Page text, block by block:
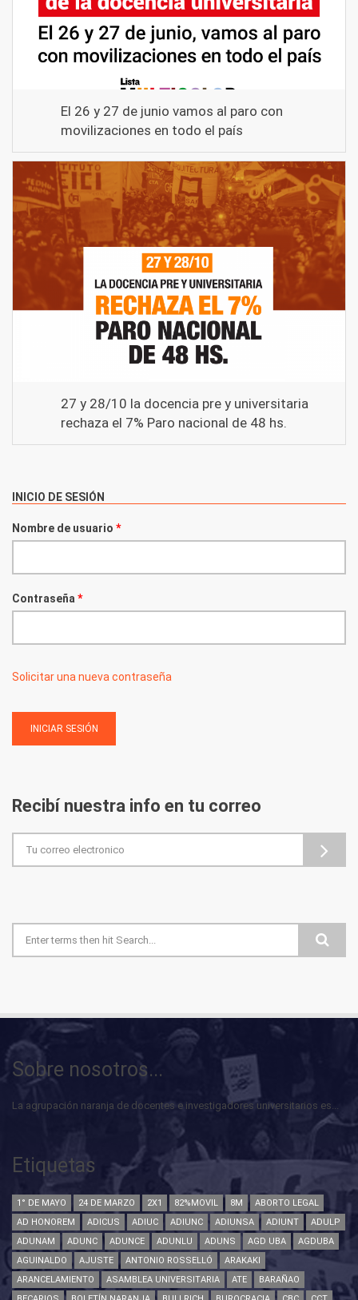
El 26 y 27 de junio vamos al paro con
movilizaciones en todo el país
27 y 28/10 la docencia pre y universitaria
rechaza el 7% Paro nacional de 48 hs.
INICIO DE SESIÓN
Nombre de usuario *
Contraseña*
Solicitar una nueva contraseña
Recibí nuestra info en tu correo
Formulario de búsqueda
Sobre nosotros...
La agrupación naranja de docentes e investigadores universitarios es...
Etiquetas
1° DE MAYO 24 DE MARZO 2X1 82%MOVIL 8M
ABORTO LEGAL
AD HONOREM
ADICUS ADIUC ADIUNC ADIUNSA ADIUNT
ADULP
ADUNAM
ADUNC ADUNCE ADUNLU ADUNS AGD UBA
AGDUBA
AGUINALDO
AJUSTE ANTONIO ROSSELLÓ
ARAKAKI
ARANCELAMIENTO
ASAMBLEA UNIVERSITARIA ATE
BARAÑAO